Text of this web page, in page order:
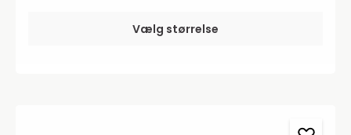
Vælg størrelse